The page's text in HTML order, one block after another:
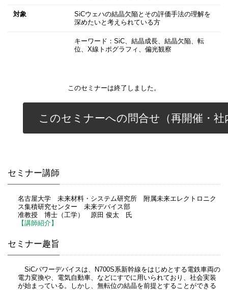
対象
SiCウェハの結晶欠陥とその評価手法の理解を
深めたいと考えられている方
キーワード：SiC、結晶成長、結晶欠陥、転
位、X線トポグラフィ、偏光観察
このセミナーは終了しました。
このセミナーへの問合せ（再開催・社
セミナー講師
名古屋大学 未来材料・システム研究所 附属未来エレクトロニク
ス集積研究センター 未来デバイス部
准教授 博士（工学） 原田 俊太 氏
【講師紹介】
セミナー趣旨
SiCパワーデバイスは、N700S系新幹線をはじめとする電鉄車両の
電力変換や、電気自動車、などにすでに用いられており、社会実装
が始まっている。しかし、無転位の結晶を前提とすることができる